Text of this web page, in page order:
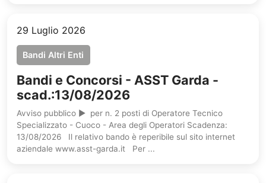
29 Luglio 2026
Bandi Altri Enti
Bandi e Concorsi - ASST Garda -
scad.:13/08/2026
Avviso pubblico ► per n. 2 posti di Operatore Tecnico
Specializzato - Cuoco - Area degli Operatori Scadenza:
13/08/2026 Il relativo bando è reperibile sul sito internet
aziendale www.asst-garda.it Per ...